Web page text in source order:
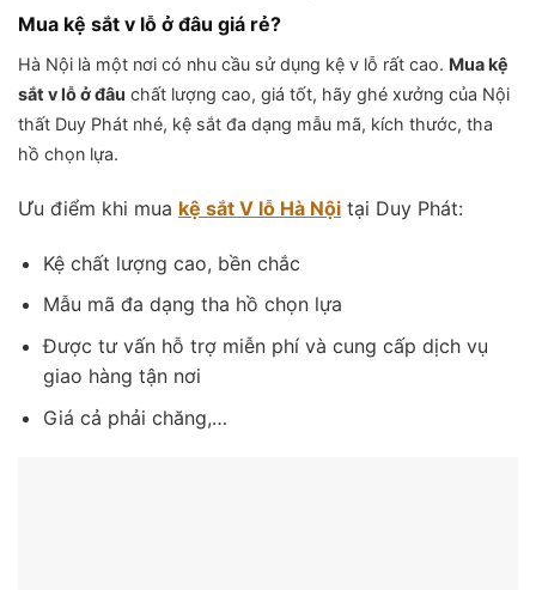
Mua kệ sắt v lỗ ở đâu giá rẻ?
Hà Nội là một nơi có nhu cầu sử dụng kệ v lỗ rất cao. Mua kệ
sắt v lỗ ở đâu chất lượng cao, giá tốt, hãy ghé xưởng của Nội
thất Duy Phát nhé, kệ sắt đa dạng mẫu mã, kích thước, tha
hồ chọn lựa.
Ưu điểm khi mua kệ sắt V lỗ Hà Nội tại Duy Phát:
Kệ chất lượng cao, bền chắc
Mẫu mã đa dạng tha hồ chọn lựa
Được tư vấn hỗ trợ miễn phí và cung cấp dịch vụ
giao hàng tận nơi
Giá cả phải chăng,…